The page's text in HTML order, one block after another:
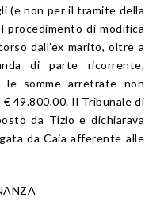
(e non per il tramite della
procedimento di modifica
dall’ex marito, oltre a
di parte ricorrente,
somme arretrate non
49.800,00. Il Tribunale di
da Tizio e dichiarava
da Caia afferente alle